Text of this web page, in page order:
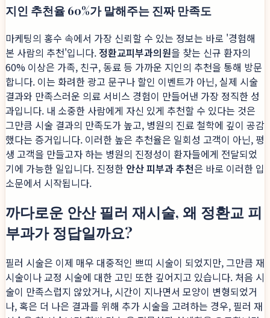
지인 추천율 60%가 말해주는 진짜 만족도
마케팅의 홍수 속에서 가장 신뢰할 수 있는 정보는 바로 '경험해
본 사람의 추천'입니다. 정환교피부과의원을 찾는 신규 환자의
60% 이상은 가족, 친구, 동료 등 가까운 지인의 추천을 통해 방문
합니다. 이는 화려한 광고 문구나 할인 이벤트가 아닌, 실제 시술
결과와 만족스러운 의료 서비스 경험이 만들어낸 가장 정직한 성
과입니다. 내 소중한 사람에게 자신 있게 추천할 수 있다는 것은
그만큼 시술 결과의 만족도가 높고, 병원의 진료 철학에 깊이 공감
했다는 증거입니다. 이러한 높은 추천율은 일회성 고객이 아닌, 평
생 고객을 만들고자 하는 병원의 진정성이 환자들에게 전달되었
기에 가능한 일입니다. 진정한 안산 피부과 추천은 바로 이러한 입
소문에서 시작됩니다.
까다로운 안산 필러 재시술, 왜 정환교 피
부과가 정답일까요?
필러 시술은 이제 매우 대중적인 쁘띠 시술이 되었지만, 그만큼 재
시술이나 교정 시술에 대한 고민 또한 깊어지고 있습니다. 처음 시
술이 만족스럽지 않았거나, 시간이 지나면서 모양이 변형되었거
나, 혹은 더 나은 결과를 위해 추가 시술을 고려하는 경우, 필러 재